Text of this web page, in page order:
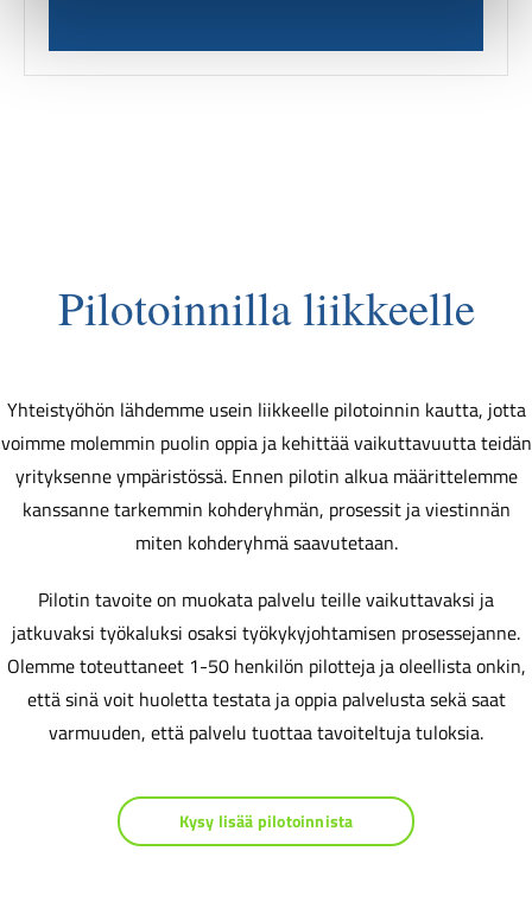
Pilotoinnilla liikkeelle
Yhteistyöhön lähdemme usein liikkeelle pilotoinnin kautta, jotta
voimme molemmin puolin oppia ja kehittää vaikuttavuutta teidän
yrityksenne ympäristössä. Ennen pilotin alkua määrittelemme
kanssanne tarkemmin kohderyhmän, prosessit ja viestinnän
miten kohderyhmä saavutetaan.
Pilotin tavoite on muokata palvelu teille vaikuttavaksi ja
jatkuvaksi työkaluksi osaksi työkykyjohtamisen prosessejanne.
Olemme toteuttaneet 1-50 henkilön pilotteja ja oleellista onkin,
että sinä voit huoletta testata ja oppia palvelusta sekä saat
varmuuden, että palvelu tuottaa tavoiteltuja tuloksia.
Kysy lisää pilotoinnista